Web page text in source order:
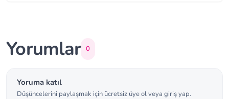
Yorumlar 0
Yoruma katıl
Düşüncelerini paylaşmak için ücretsiz üye ol veya giriş yap.